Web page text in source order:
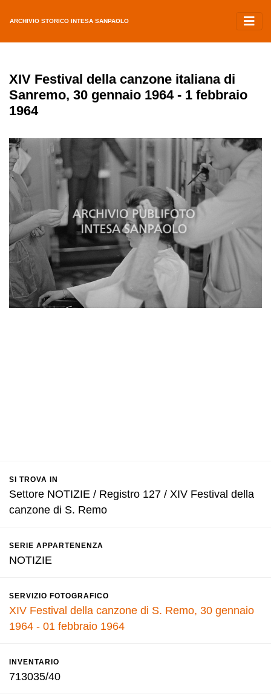
ARCHIVIO STORICO INTESA SANPAOLO
XIV Festival della canzone italiana di
Sanremo, 30 gennaio 1964 - 1 febbraio
1964
SI TROVA IN
Settore NOTIZIE / Registro 127 / XIV Festival della
canzone di S. Remo
SERIE APPARTENENZA
NOTIZIE
SERVIZIO FOTOGRAFICO
XIV Festival della canzone di S. Remo, 30 gennaio
1964 - 01 febbraio 1964
INVENTARIO
713035/40